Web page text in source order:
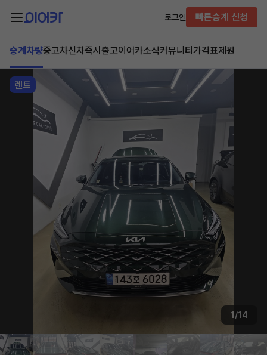
로그인 빠른승계 신청
승계차량중고차신차즉시출고이어카소식커뮤니티 가격표제원
렌트
1/14